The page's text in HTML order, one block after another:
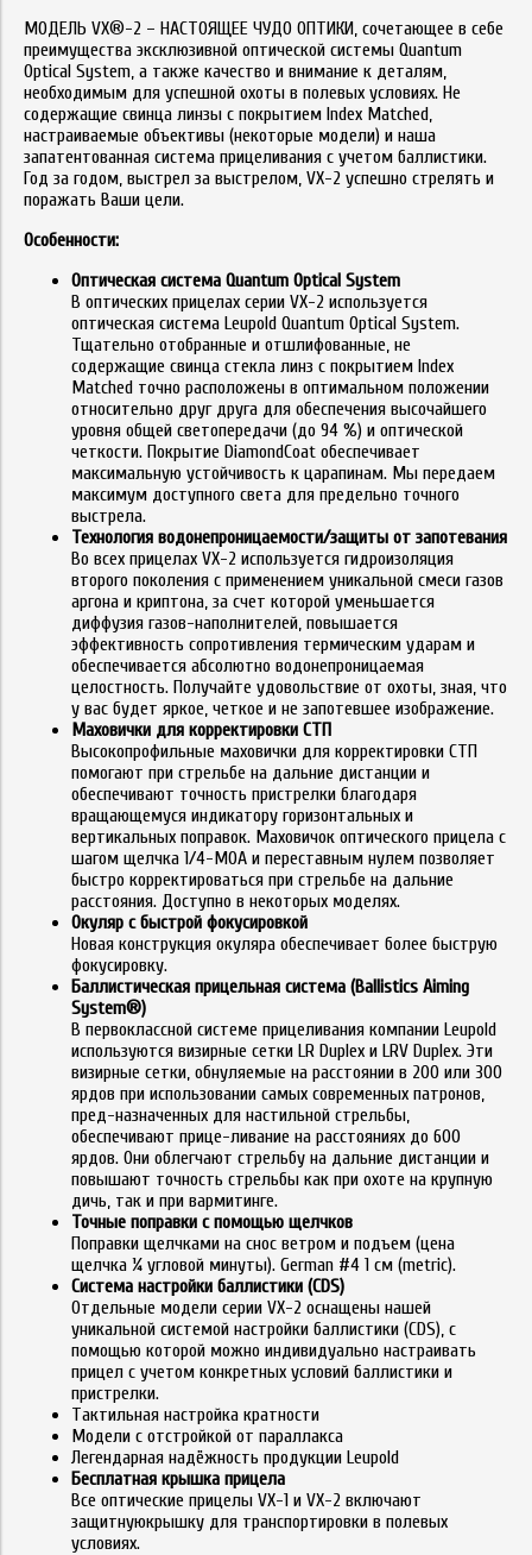
МОДЕЛЬ VX®-2 – НАСТОЯЩЕЕ ЧУДО ОПТИКИ, сочетающее в себе
преимущества эксклюзивной оптической системы Quantum
Optical System, а также качество и внимание к деталям,
необходимым для успешной охоты в полевых условиях. Не
содержащие свинца линзы с покрытием Index Matched,
настраиваемые объективы (некоторые модели) и наша
запатентованная система прицеливания с учетом баллистики.
Год за годом, выстрел за выстрелом, VX-2 успешно стрелять и
поражать Ваши цели.
Особенности:
Оптическая система Quantum Optical System
В оптических прицелах серии VX-2 используется
оптическая система Leupold Quantum Optical System.
Тщательно отобранные и отшлифованные, не
содержащие свинца стекла линз с покрытием Index
Matched точно расположены в оптимальном положении
относительно друг друга для обеспечения высочайшего
уровня общей светопередачи (до 94 %) и оптической
четкости. Покрытие DiamondCoat обеспечивает
максимальную устойчивость к царапинам. Мы передаем
максимум доступного света для предельно точного
выстрела.
Технология водонепроницаемости/защиты от запотевания
Во всех прицелах VX-2 используется гидроизоляция
второго поколения с применением уникальной смеси газов
аргона и криптона, за счет которой уменьшается
диффузия газов-наполнителей, повышается
эффективность сопротивления термическим ударам и
обеспечивается абсолютно водонепроницаемая
целостность. Получайте удовольствие от охоты, зная, что
у вас будет яркое, четкое и не запотевшее изображение.
Маховички для корректировки СТП
Высокопрофильные маховички для корректировки СТП
помогают при стрельбе на дальние дистанции и
обеспечивают точность пристрелки благодаря
вращающемуся индикатору горизонтальных и
вертикальных поправок. Маховичок оптического прицела с
шагом щелчка 1/4-MOA и переставным нулем позволяет
быстро корректироваться при стрельбе на дальние
расстояния. Доступно в некоторых моделях.
Окуляр с быстрой фокусировкой
Новая конструкция окуляра обеспечивает более быструю
фокусировку.
Баллистическая прицельная система (Ballistics Aiming
System®)
В первоклассной системе прицеливания компании Leupold
используются визирные сетки LR Duplex и LRV Duplex. Эти
визирные сетки, обнуляемые на расстоянии в 200 или 300
ярдов при использовании самых современных патронов,
пред-назначенных для настильной стрельбы,
обеспечивают прице-ливание на расстояниях до 600
ярдов. Они облегчают стрельбу на дальние дистанции и
повышают точность стрельбы как при охоте на крупную
дичь, так и при вармитинге.
Точные поправки с помощью щелчков
Поправки щелчками на снос ветром и подъем (цена
щелчка ¼ угловой минуты). German #4 1 см (metric).
Система настройки баллистики (CDS)
Отдельные модели серии VX-2 оснащены нашей
уникальной системой настройки баллистики (CDS), с
помощью которой можно индивидуально настраивать
прицел с учетом конкретных условий баллистики и
пристрелки.
Tактильная настройка кратности
Модели с отстройкой от параллакса
Легендарная надёжность продукции Leupold
Бесплатная крышка прицела
Все оптические прицелы VX-1 и VX-2 включают
защитнуюкрышку для транспортировки в полевых
условиях.